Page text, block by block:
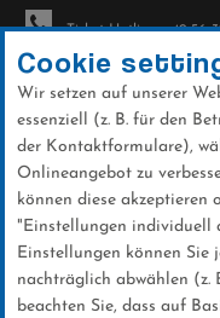
Direkt
zum
Inhalt
Ticket-Hotline: +49 56
Cookie
Wir setzen auf unserer
essenziell (z. B. für den
der Kontaktformulare),
Onlineangebot zu
können diese akzeptieren
"Einstellungen individuell
Einstellungen können Sie
nachträglich abwählen (z.
beachten Sie, dass auf